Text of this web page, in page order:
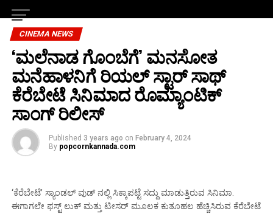
CINEMA NEWS
‘ಮಲೆನಾಡ ಗೊಂಬೆಗೆ’ ಮನಸೋತ
ಮನೆಹಾಳನಿಗೆ ರಿಯಲ್ ಸ್ಟಾರ್ ಸಾಥ್
ಕೆರೆಬೇಟೆ ಸಿನಿಮಾದ ರೊಮ್ಯಾಂಟಿಕ್
ಸಾಂಗ್ ರಿಲೀಸ್
Published 3 years ago on February 4, 2024
By popcornkannada.com
‘ಕೆರೆಬೇಟೆ’ ಸ್ಯಾಂಡಲ್ ವುಡ್ ನಲ್ಲಿ ಸಿಕ್ಕಾಪಟ್ಟೆ ಸದ್ದು ಮಾಡುತ್ತಿರುವ ಸಿನಿಮಾ.
ಈಗಾಗಲೇ ಫಸ್ಟ್ ಲುಕ್ ಮತ್ತು ಟೀಸರ್ ಮೂಲಕ ಕುತೂಹಲ ಹೆಚ್ಚಿಸಿರುವ ಕೆರೆಬೇಟೆ